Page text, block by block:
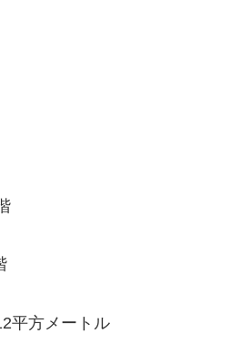
平方メートル